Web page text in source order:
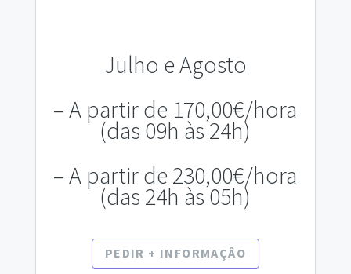
Julho e Agosto
– A partir de 170,00€/hora
(das 09h às 24h)
– A partir de 230,00€/hora
(das 24h às 05h)
PEDIR + INFORMAÇÂO